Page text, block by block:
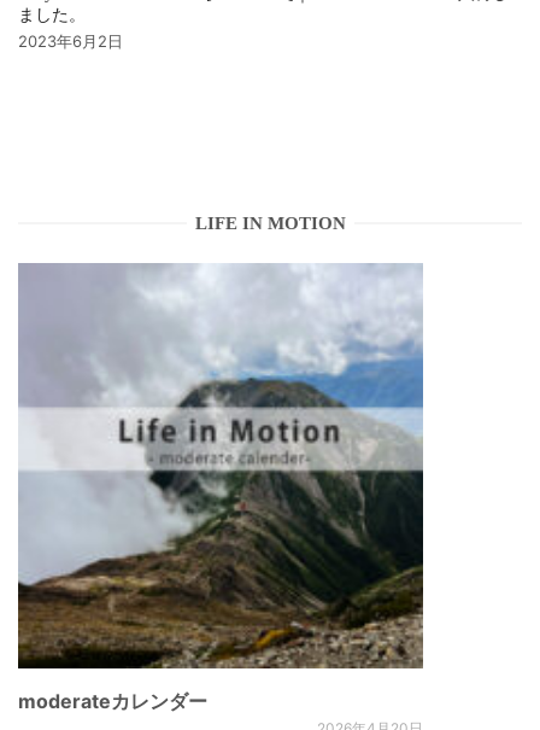
ました。
2023年6月2日
LIFE IN MOTION
moderateカレンダー